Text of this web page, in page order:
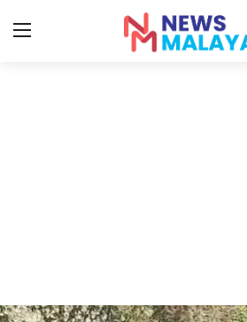
Entertainment